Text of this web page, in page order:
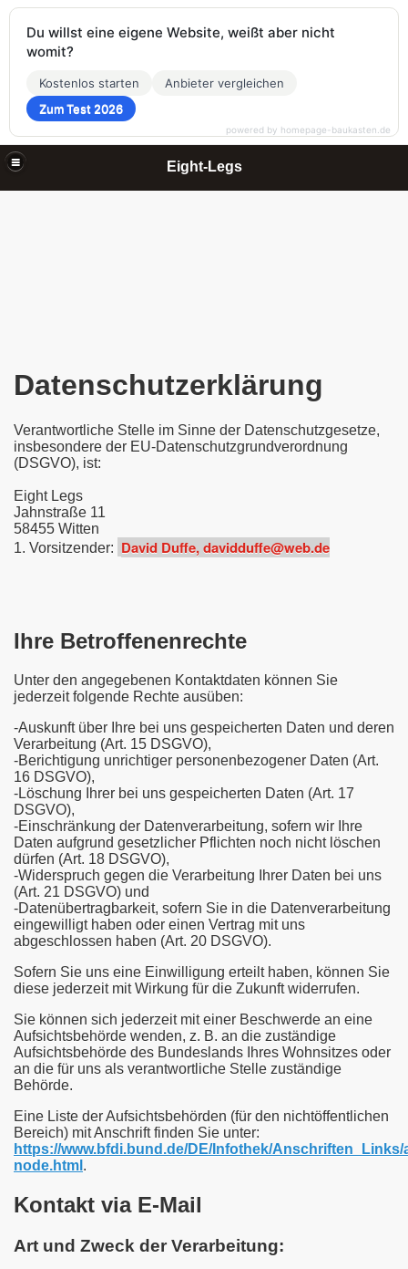
Eight-Legs
Datenschutzerklärung
Verantwortliche Stelle im Sinne der Datenschutzgesetze,
insbesondere der EU-Datenschutzgrundverordnung
(DSGVO), ist:
Eight Legs
Jahnstraße 11
58455 Witten
1. Vorsitzender: David Duffe, davidduffe@web.de
Ihre Betroffenenrechte
Unter den angegebenen Kontaktdaten können Sie
jederzeit folgende Rechte ausüben:
-Auskunft über Ihre bei uns gespeicherten Daten und deren
Verarbeitung (Art. 15 DSGVO),
-Berichtigung unrichtiger personenbezogener Daten (Art.
16 DSGVO),
-Löschung Ihrer bei uns gespeicherten Daten (Art. 17
DSGVO),
-Einschränkung der Datenverarbeitung, sofern wir Ihre
Daten aufgrund gesetzlicher Pflichten noch nicht löschen
dürfen (Art. 18 DSGVO),
-Widerspruch gegen die Verarbeitung Ihrer Daten bei uns
(Art. 21 DSGVO) und
-Datenübertragbarkeit, sofern Sie in die Datenverarbeitung
eingewilligt haben oder einen Vertrag mit uns
abgeschlossen haben (Art. 20 DSGVO).
Sofern Sie uns eine Einwilligung erteilt haben, können Sie
diese jederzeit mit Wirkung für die Zukunft widerrufen.
Sie können sich jederzeit mit einer Beschwerde an eine
Aufsichtsbehörde wenden, z. B. an die zuständige
Aufsichtsbehörde des Bundeslands Ihres Wohnsitzes oder
an die für uns als verantwortliche Stelle zuständige
Behörde.
Eine Liste der Aufsichtsbehörden (für den nichtöffentlichen
Bereich) mit Anschrift finden Sie unter:
https://www.bfdi.bund.de/DE/Infothek/
node.html .
Kontakt via E-Mail
Art und Zweck der Verarbeitung:
Du willst eine eigene Website, weißt aber nicht
womit?
Kostenlos starten
Anbieter vergleichen
Zum Test 2026
powered by homepage-baukasten.de